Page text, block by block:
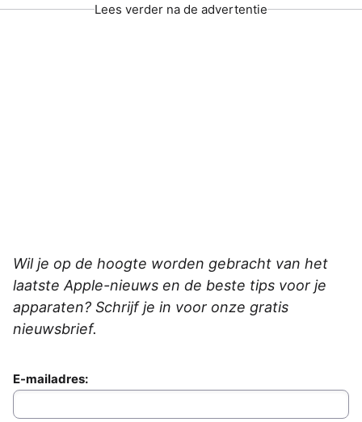
Lees verder na de advertentie
Wil je op de hoogte worden gebracht van het
laatste Apple-nieuws en de beste tips voor je
apparaten? Schrijf je in voor onze gratis
nieuwsbrief.
E-mailadres: